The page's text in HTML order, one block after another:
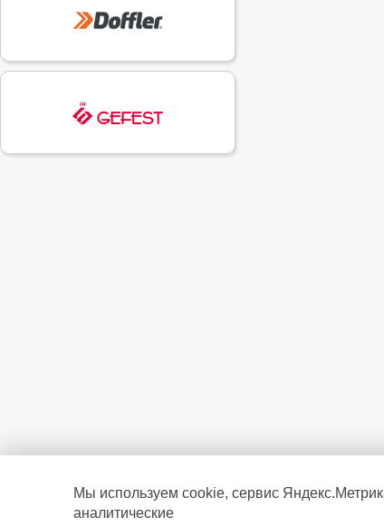
Мы используем cookie, сервис
аналитические